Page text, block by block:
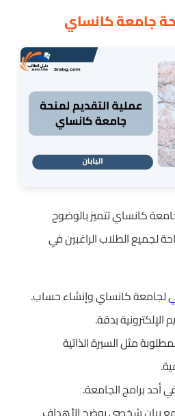
جامعة كانساي
كانساي تتميز بالوضوح
لجميع الطلاب الراغبين في
لجامعة كانساي وإنشاء حساب.
الإلكترونية بدقة.
مثل السيرة الذاتية
أحد برامج الجامعة.